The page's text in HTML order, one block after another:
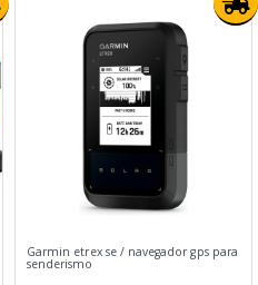
Garmin etrex se / navegador gps para
senderismo